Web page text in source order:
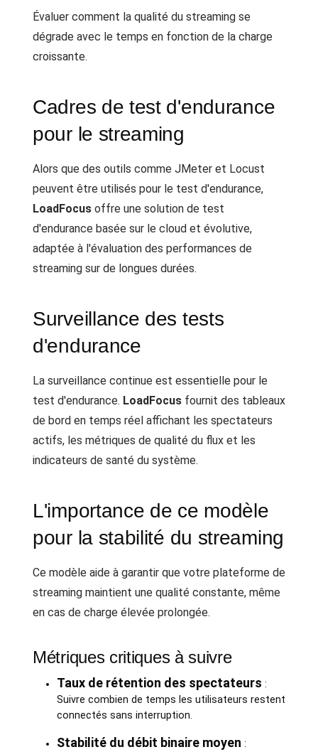
Évaluer comment la qualité du streaming se
dégrade avec le temps en fonction de la charge
croissante.
Cadres de test d'endurance
pour le streaming
Alors que des outils comme JMeter et Locust
peuvent être utilisés pour le test d'endurance,
LoadFocus offre une solution de test
d'endurance basée sur le cloud et évolutive,
adaptée à l'évaluation des performances de
streaming sur de longues durées.
Surveillance des tests
d'endurance
La surveillance continue est essentielle pour le
test d'endurance. LoadFocus fournit des tableaux
de bord en temps réel affichant les spectateurs
actifs, les métriques de qualité du flux et les
indicateurs de santé du système.
L'importance de ce modèle
pour la stabilité du streaming
Ce modèle aide à garantir que votre plateforme de
streaming maintient une qualité constante, même
en cas de charge élevée prolongée.
Métriques critiques à suivre
Taux de rétention des spectateurs :
Suivre combien de temps les utilisateurs restent
connectés sans interruption.
Stabilité du débit binaire moyen :